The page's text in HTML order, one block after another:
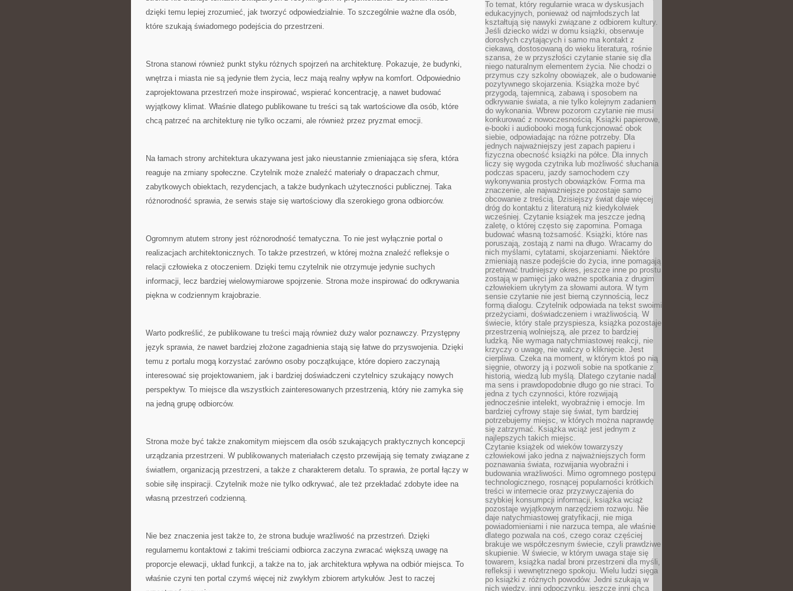
dzięki temu lepiej zrozumieć, jak tworzyć odpowiedzialnie. To szczególnie ważne dla osób,
które szukają świadomego podejścia do przestrzeni.
Strona stanowi również punkt styku różnych spojrzeń na architekturę. Pokazuje, że budynki,
wnętrza i miasta nie są jedynie tłem życia, lecz mają realny wpływ na komfort. Odpowiednio
zaprojektowana przestrzeń może inspirować, wspierać koncentrację, a nawet budować
wyjątkowy klimat. Właśnie dlatego publikowane tu treści są tak wartościowe dla osób, które
chcą patrzeć na architekturę nie tylko oczami, ale również przez pryzmat emocji.
Na łamach strony architektura ukazywana jest jako nieustannie zmieniająca się sfera, która
reaguje na zmiany społeczne. Czytelnik może znaleźć materiały o drapaczach chmur,
zabytkowych obiektach, rezydencjach, a także budynkach użyteczności publicznej. Taka
różnorodność sprawia, że serwis staje się wartościowy dla szerokiego grona odbiorców.
Ogromnym atutem strony jest różnorodność tematyczna. To nie jest wyłącznie portal o
realizacjach architektonicznych. To także przestrzeń, w której można znaleźć refleksje o
relacji człowieka z otoczeniem. Dzięki temu czytelnik nie otrzymuje jedynie suchych
informacji, lecz bardziej wielowymiarowe spojrzenie. Strona może inspirować do odkrywania
piękna w codziennym krajobrazie.
Warto podkreślić, że publikowane tu treści mają również duży walor poznawczy. Przystępny
język sprawia, że nawet bardziej złożone zagadnienia stają się łatwe do przyswojenia. Dzięki
temu z portalu mogą korzystać zarówno osoby początkujące, które dopiero zaczynają
interesować się projektowaniem, jak i bardziej doświadczeni czytelnicy szukający nowych
perspektyw. To miejsce dla wszystkich zainteresowanych przestrzenią, który nie zamyka się
na jedną grupę odbiorców.
Strona może być także znakomitym miejscem dla osób szukających praktycznych koncepcji
urządzania przestrzeni. W publikowanych materiałach często przewijają się tematy związane z
światłem, organizacją przestrzeni, a także z charakterem detalu. To sprawia, że portal łączy w
sobie siłę inspiracji. Czytelnik może nie tylko odkrywać, ale też przekładać zdobyte idee na
własną przestrzeń codzienną.
Nie bez znaczenia jest także to, że strona buduje wrażliwość na przestrzeń. Dzięki
regularnemu kontaktowi z takimi treściami odbiorca zaczyna zwracać większą uwagę na
proporcje elewacji, układ funkcji, a także na to, jak architektura wpływa na odbiór miejsca. To
właśnie czyni ten portal czymś więcej niż zwykłym zbiorem artykułów. Jest to raczej
To temat, który regularnie wraca w dyskusjach
edukacyjnych, ponieważ od najmłodszych lat
kształtują się nawyki związane z odbiorem kultury.
Jeśli dziecko widzi w domu książki, obserwuje
dorosłych czytających i samo ma kontakt z
ciekawą, dostosowaną do wieku literaturą, rośnie
szansa, że w przyszłości czytanie stanie się dla
niego naturalnym elementem życia. Nie chodzi o
przymus czy szkolny obowiązek, ale o budowanie
pozytywnego skojarzenia. Książka może być
przygodą, tajemnicą, zabawą i sposobem na
odkrywanie świata, a nie tylko kolejnym zadaniem
do wykonania. Wbrew pozorom czytanie nie musi
konkurować z nowoczesnością. Książki papierowe,
e-booki i audiobooki mogą funkcjonować obok
siebie, odpowiadając na różne potrzeby. Dla
jednych najważniejszy jest zapach papieru i
fizyczna obecność książki na półce. Dla innych
liczy się wygoda czytnika lub możliwość słuchania
podczas spaceru, jazdy samochodem czy
wykonywania prostych obowiązków. Forma ma
znaczenie, ale najważniejsze pozostaje samo
obcowanie z treścią. Dzisiejszy świat daje więcej
dróg do kontaktu z literaturą niż kiedykolwiek
wcześniej. Czytanie książek ma jeszcze jedną
zaletę, o której często się zapomina. Pomaga
budować własną tożsamość. Książki, które nas
poruszają, zostają z nami na długo. Wracamy do
nich myślami, cytatami, skojarzeniami. Niektóre
zmieniają nasze podejście do życia, inne pomagają
przetrwać trudniejszy okres, jeszcze inne po prostu
zostają w pamięci jako ważne spotkania z drugim
człowiekiem ukrytym za słowami autora. W tym
sensie czytanie nie jest bierną czynnością, lecz
formą dialogu. Czytelnik odpowiada na tekst swoimi
przeżyciami, doświadczeniem i wrażliwością. W
świecie, który stale przyspiesza, książka pozostaje
przestrzenią wolniejszą, ale przez to bardziej
ludzką. Nie wymaga natychmiastowej reakcji, nie
krzyczy o uwagę, nie walczy o kliknięcie. Jest
cierpliwa. Czeka na moment, w którym ktoś po nią
sięgnie, otworzy ją i pozwoli sobie na spotkanie z
historią, wiedzą lub myślą. Dlatego czytanie nadal
ma sens i prawdopodobnie długo go nie straci. To
jedna z tych czynności, które rozwijają
jednocześnie intelekt, wyobraźnię i emocje. Im
bardziej cyfrowy staje się świat, tym bardziej
potrzebujemy miejsc, w których można naprawdę
się zatrzymać. Książka wciąż jest jednym z
najlepszych takich miejsc.
Czytanie książek od wieków towarzyszy
człowiekowi jako jedna z najważniejszych form
poznawania świata, rozwijania wyobraźni i
budowania wrażliwości. Mimo ogromnego postępu
technologicznego, rosnącej popularności krótkich
treści w internecie oraz przyzwyczajenia do
szybkiej konsumpcji informacji, książka wciąż
pozostaje wyjątkowym narzędziem rozwoju. Nie
daje natychmiastowej gratyfikacji, nie miga
powiadomieniami i nie narzuca tempa, ale właśnie
dlatego pozwala na coś, czego coraz częściej
brakuje we współczesnym świecie, czyli prawdziwe
skupienie. W świecie, w którym uwaga staje się
towarem, książka nadal broni przestrzeni dla myśli,
refleksji i wewnętrznego spokoju. Wielu ludzi sięga
po książki z różnych powodów. Jedni szukają w
nich wiedzy, inni odpoczynku, jeszcze inni chcą